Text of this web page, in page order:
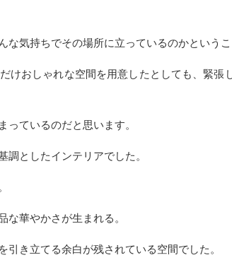
な気持ちでその場所に立っているのかという
けおしゃれな空間を用意したとしても、緊
ているのだと思います。
としたインテリアでした。
華やかさが生まれる。
き立てる余白が残されている空間でした。